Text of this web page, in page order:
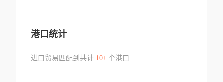
港口统计
进口贸易匹配到共计 10+个港口